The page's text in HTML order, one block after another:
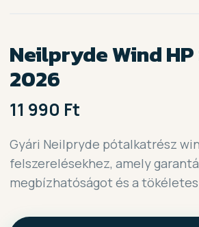
Neilpryde Wind
2026
11 990 Ft
Gyári Neilpryde pótalkatrész
felszerelésekhez, amely
megbízhatóságot és a